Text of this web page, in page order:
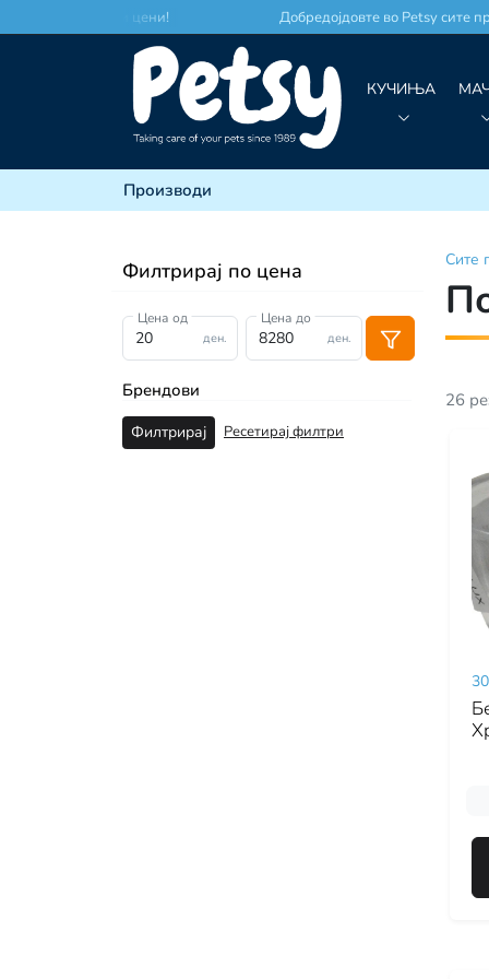
по најдобри цени! Добредојдовте во Petsy сите
КУЧИЊА
Производи
Филтрирај по цена
ден.
Цена од
ден.
Цена до
Брендови
Филтрирај Ресетирај филтри
Сите
26